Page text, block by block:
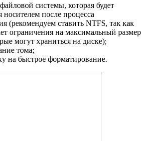
системы, которая будет
носителем после процесса
(рекомендуем ставить NTFS, так как
ограничения на максимальный размер
могут храниться на диске);
тома;
на быстрое форматирование.